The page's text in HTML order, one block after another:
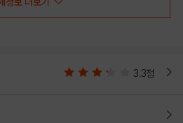
3.3점